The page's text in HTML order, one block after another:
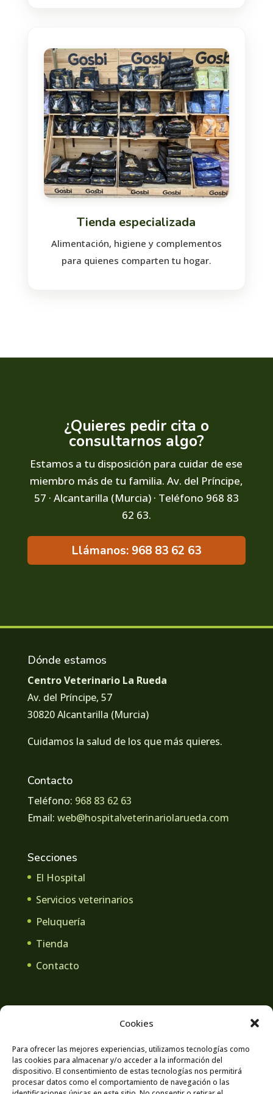
Cookies
Para ofrecer las mejores experiencias, utilizamos tecnologías como
las cookies para almacenar y/o acceder a la información del
dispositivo. El consentimiento de estas tecnologías nos permitirá
procesar datos como el comportamiento de navegación o las
Tienda especializada
Alimentación, higiene y complementos
para quienes comparten tu hogar.
¿Quieres pedir cita o
consultarnos algo?
Estamos a tu disposición para cuidar de ese
miembro más de tu familia. Av. del Príncipe,
57 · Alcantarilla (Murcia) · Teléfono 968 83
62 63.
Llámanos: 968 83 62 63
Dónde estamos
Centro Veterinario La Rueda
Av. del Príncipe, 57
30820 Alcantarilla (Murcia)
Cuidamos la salud de los que más quieres.
Contacto
Teléfono: 968 83 62 63
Email: web@hospitalveterinariolarueda.com
Secciones
El Hospital
Servicios veterinarios
Peluquería
Tienda
Contacto
Aviso legal
Política de privacidad
Contacto
Política de cookies